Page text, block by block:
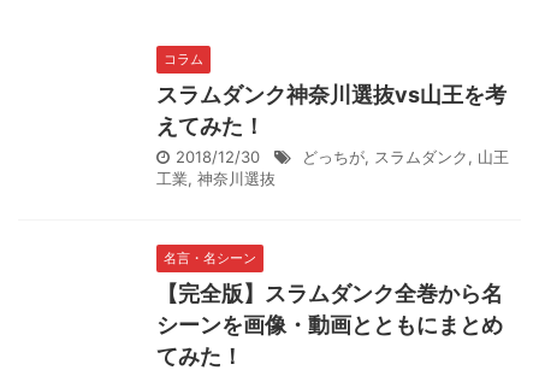
コラム
スラムダンク神奈川選抜vs山王を考
えてみた！
2018/12/30 どっちが, スラムダンク, 山王
工業, 神奈川選抜
名言・名シーン
【完全版】スラムダンク全巻から名
シーンを画像・動画とともにまとめ
てみた！